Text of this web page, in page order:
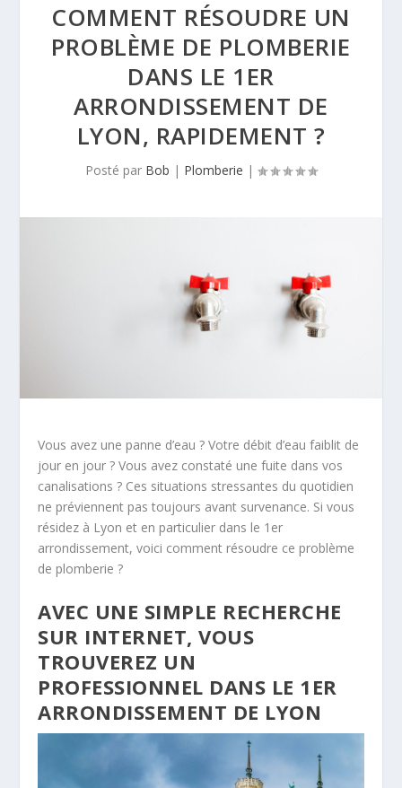
COMMENT RÉSOUDRE UN
PROBLÈME DE PLOMBERIE
DANS LE 1ER
ARRONDISSEMENT DE
LYON, RAPIDEMENT ?
Posté par Bob | Plomberie |
Vous avez une panne d’eau ? Votre débit d’eau faiblit de
jour en jour ? Vous avez constaté une fuite dans vos
canalisations ? Ces situations stressantes du quotidien
ne préviennent pas toujours avant survenance. Si vous
résidez à Lyon et en particulier dans le 1er
arrondissement, voici comment résoudre ce problème
de plomberie ?
AVEC UNE SIMPLE RECHERCHE
SUR INTERNET, VOUS
TROUVEREZ UN
PROFESSIONNEL DANS LE 1ER
ARRONDISSEMENT DE LYON